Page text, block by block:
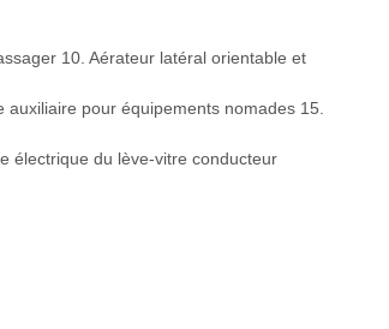
10. Aérateur latéral orientable et
auxiliaire pour équipements nomades 15.
électrique du lève-vitre conducteur